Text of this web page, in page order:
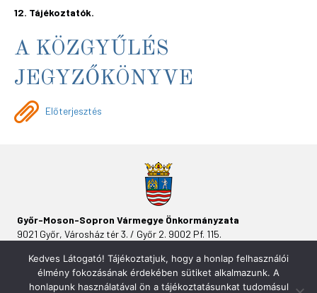
12. Tájékoztatók.
A KÖZGYŰLÉS
JEGYZŐKÖNYVE
Előterjesztés
Győr-Moson-Sopron Vármegye Önkormányzata
9021 Győr, Városház tér 3. / Győr 2. 9002 Pf. 115.
Kedves Látogató! Tájékoztatjuk, hogy a honlap felhasználói
élmény fokozásának érdekében sütiket alkalmazunk. A
honlapunk használatával ön a tájékoztatásunkat tudomásul